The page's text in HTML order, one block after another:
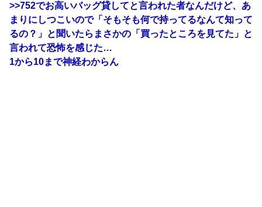
>>752でお高いバッグ貸してと言われた者なんだけど、あ
まりにしつこいので「そもそも何で持ってるなんて知って
るの？」と聞いたらまさかの「買ったところを見てた」と
言われて恐怖を感じた…
1から10まで神経わからん